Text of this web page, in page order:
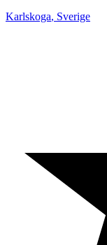
Karlskoga, Sverige